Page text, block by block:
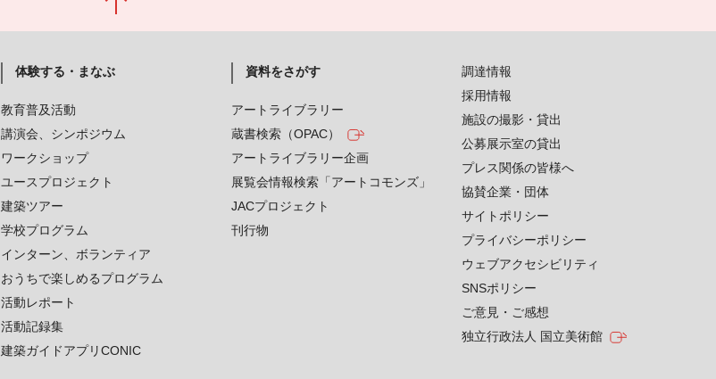
体験する・まなぶ
教育普及活動
講演会、シンポジウム
ワークショップ
ユースプロジェクト
建築ツアー
学校プログラム
インターン、ボランティア
おうちで楽しめるプログラム
活動レポート
活動記録集
建築ガイドアプリCONIC
資料をさがす
アートライブラリー
蔵書検索（OPAC）
アートライブラリー企画
展覧会情報検索「アートコモンズ」
JACプロジェクト
刊行物
調達情報
採用情報
施設の撮影・貸出
公募展示室の貸出
プレス関係の皆様へ
協賛企業・団体
サイトポリシー
プライバシーポリシー
ウェブアクセシビリティ
SNSポリシー
ご意見・ご感想
独立行政法人 国立美術館